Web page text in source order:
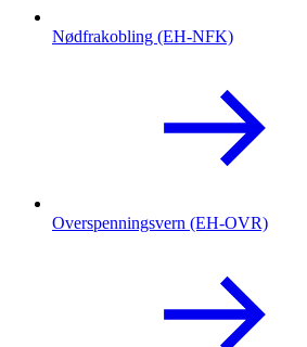
Nødfrakobling (EH-NFK)
Overspenningsvern (EH-OVR)